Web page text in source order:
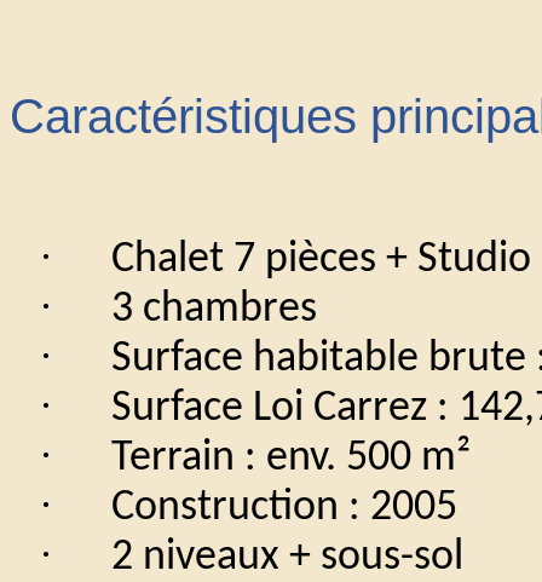
Caractéristiques
· Chalet 7 pièces +
· 3 chambres
· Surface habitable brute
· Surface Loi Carrez :
· Terrain : env. 500 m²
· Construction : 2005
· 2 niveaux + sous-sol